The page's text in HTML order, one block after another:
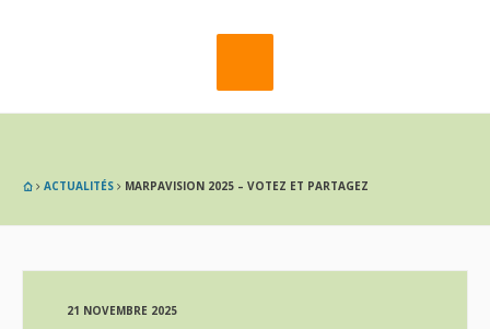
ACTUALITÉS MARPAVISION 2025 – VOTEZ ET PARTAGEZ
21 NOVEMBRE 2025